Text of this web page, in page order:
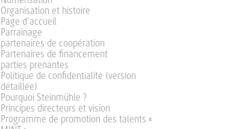
Organisation et histoire
Page d’accueil
Parrainage
partenaires de coopération
Partenaires de financement
parties prenantes
Politique de confidentialité (version
détaillée)
Pourquoi Steinmühle ?
Principes directeurs et vision
Programme de promotion des talents «